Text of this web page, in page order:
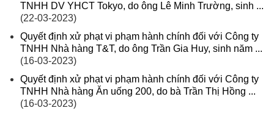
TNHH DV YHCT Tokyo, do ông Lê Minh Trường, sinh ...
(22-03-2023)
Quyết định xử phạt vi phạm hành chính đối với Công ty
TNHH Nhà hàng T&T, do ông Trần Gia Huy, sinh năm ...
(16-03-2023)
Quyết định xử phạt vi phạm hành chính đối với Công ty
TNHH Nhà hàng Ăn uống 200, do bà Trần Thị Hồng ...
(16-03-2023)